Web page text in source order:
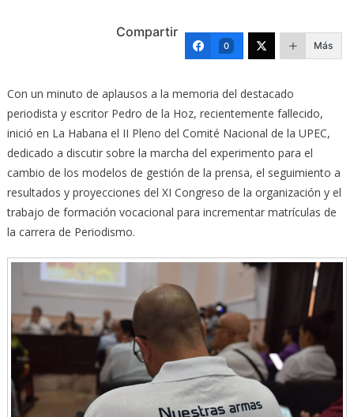
Compartir
0 Más
Con un minuto de aplausos a la memoria del destacado
periodista y escritor Pedro de la Hoz, recientemente fallecido,
inició en La Habana el II Pleno del Comité Nacional de la UPEC,
dedicado a discutir sobre la marcha del experimento para el
cambio de los modelos de gestión de la prensa, el seguimiento a
resultados y proyecciones del XI Congreso de la organización y el
trabajo de formación vocacional para incrementar matrículas de
la carrera de Periodismo.